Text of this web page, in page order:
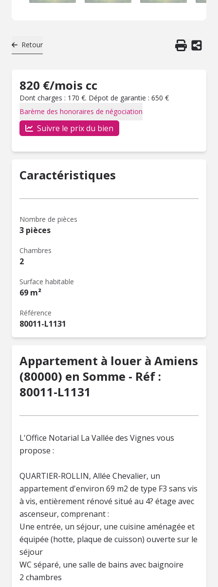
Retour
820 €/mois cc
Dont charges : 170 €. Dépot de garantie : 650 €
Barème des honoraires de négociation
Suivre le prix du bien
Caractéristiques
Nombre de pièces
3 pièces
Chambres
2
Surface habitable
69 m²
Référence
80011-L1131
Appartement à louer à Amiens
(80000) en Somme - Réf :
80011-L1131
L'Office Notarial La Vallée des Vignes vous
propose :
QUARTIER-ROLLIN, Allée Chevalier, un
appartement d'environ 69 m2 de type F3 sans vis
à vis, entièrement rénové situé au 4? étage avec
ascenseur, comprenant :
Une entrée, un séjour, une cuisine aménagée et
équipée (hotte, plaque de cuisson) ouverte sur le
séjour
WC séparé, une salle de bains avec baignoire
2 chambres